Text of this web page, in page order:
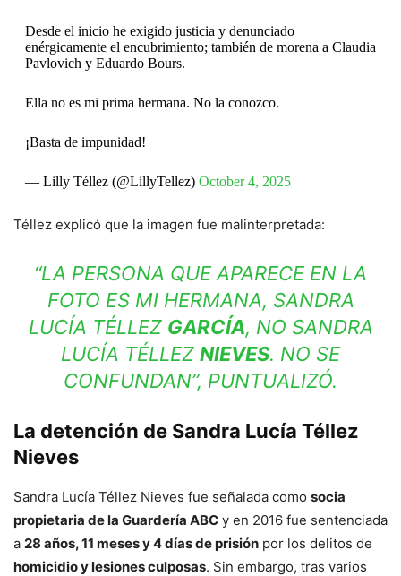
Desde el inicio he exigido justicia y denunciado
enérgicamente el encubrimiento; también de morena a Claudia
Pavlovich y Eduardo Bours.
Ella no es mi prima hermana. No la conozco.
¡Basta de impunidad!
— Lilly Téllez (@LillyTellez) October 4, 2025
Téllez explicó que la imagen fue malinterpretada:
“LA PERSONA QUE APARECE EN LA
FOTO ES MI HERMANA, SANDRA
LUCÍA TÉLLEZ GARCÍA, NO SANDRA
LUCÍA TÉLLEZ NIEVES. NO SE
CONFUNDAN”, PUNTUALIZÓ.
La detención de Sandra Lucía Téllez
Nieves
Sandra Lucía Téllez Nieves fue señalada como socia
propietaria de la Guardería ABC y en 2016 fue sentenciada
a 28 años, 11 meses y 4 días de prisión por los delitos de
homicidio y lesiones culposas. Sin embargo, tras varios